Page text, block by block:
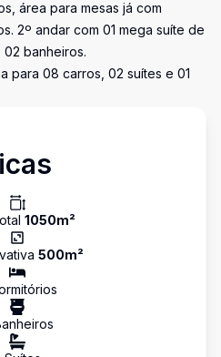
área para mesas já com
2º andar com 01 mega suíte de
02 banheiros.
para 08 carros, 02 suítes e 01
1050m²
500m²
s
s